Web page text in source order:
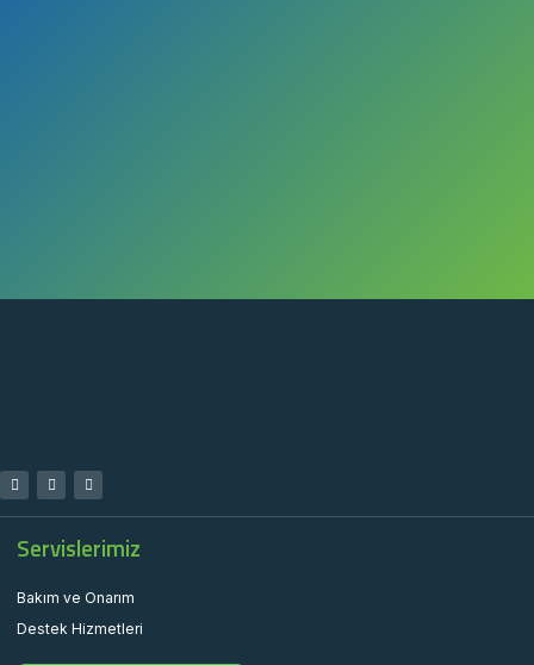
Servislerimiz
Bakım ve Onarım
Destek Hizmetleri